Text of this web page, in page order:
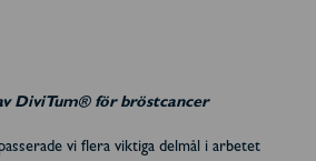
DiviTum® för bröstcancer
vi flera viktiga delmål i arbetet